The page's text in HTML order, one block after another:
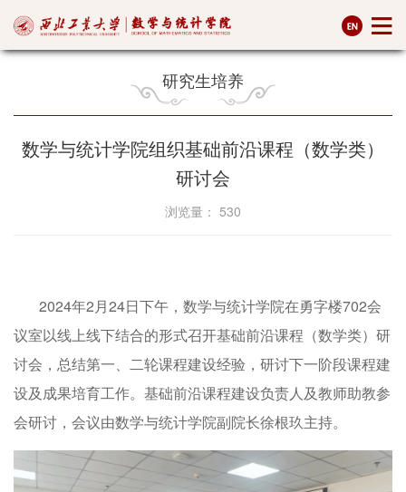
研究生培养
数学与统计学院组织基础前沿课程（数学类）
研讨会
浏览量： 530
2024年2月24日下午，数学与统计学院在勇字楼702会
议室以线上线下结合的形式召开基础前沿课程（数学类）研
讨会，总结第一、二轮课程建设经验，研讨下一阶段课程建
设及成果培育工作。基础前沿课程建设负责人及教师助教参
会研讨，会议由数学与统计学院副院长徐根玖主持。